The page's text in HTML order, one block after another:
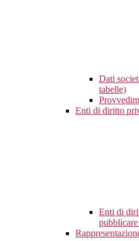
Dati
tabelle)
Enti di diritto
Enti di